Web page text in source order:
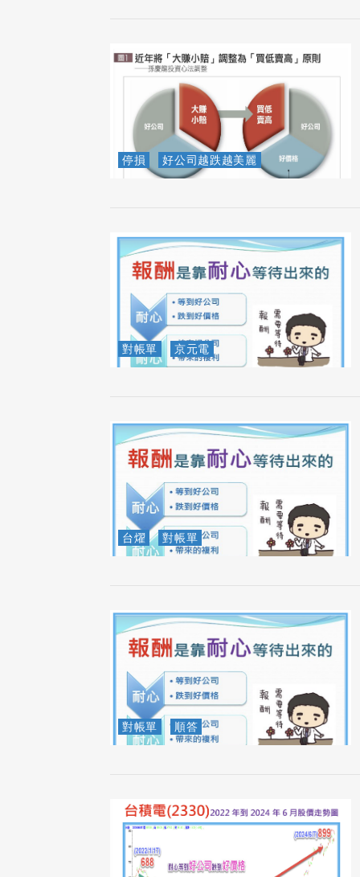
停損 好公司越跌越美麗
對帳單 京元電
台燿 對帳單
對帳單 順答